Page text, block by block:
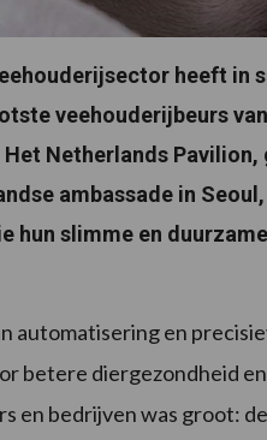
heeft in
veehouderijbeurs
Het Netherlands
ambassade in
hun slimme en
automatisering en
betere diergezondheid
en bedrijven was groot: